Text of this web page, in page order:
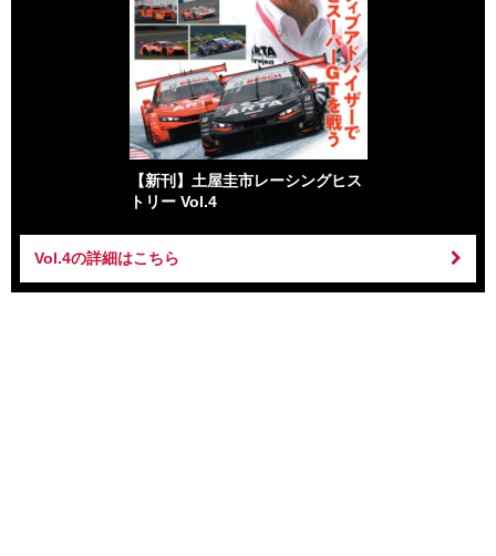
【新刊】土屋圭市レーシングヒス
トリー Vol.4
Vol.4の詳細はこちら